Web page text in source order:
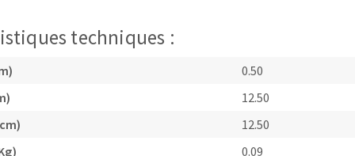
techniques :
0.50
12.50
12.50
0.09